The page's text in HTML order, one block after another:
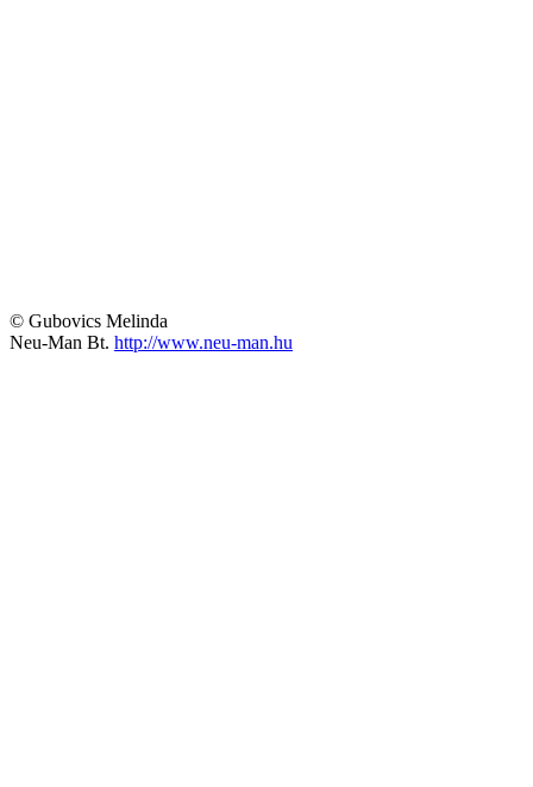
© Gubovics Melinda
Neu-Man Bt. http://www.neu-man.hu